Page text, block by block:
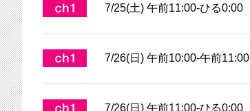
7/25(土) 午前11:00-ひる0:00
7/26(日) 午前10:00-午前11:00
7/26(日) 午前11:00-ひる0:00